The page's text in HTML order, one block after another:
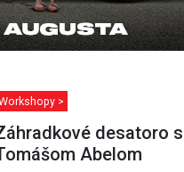
>
desatoro s
Abelom